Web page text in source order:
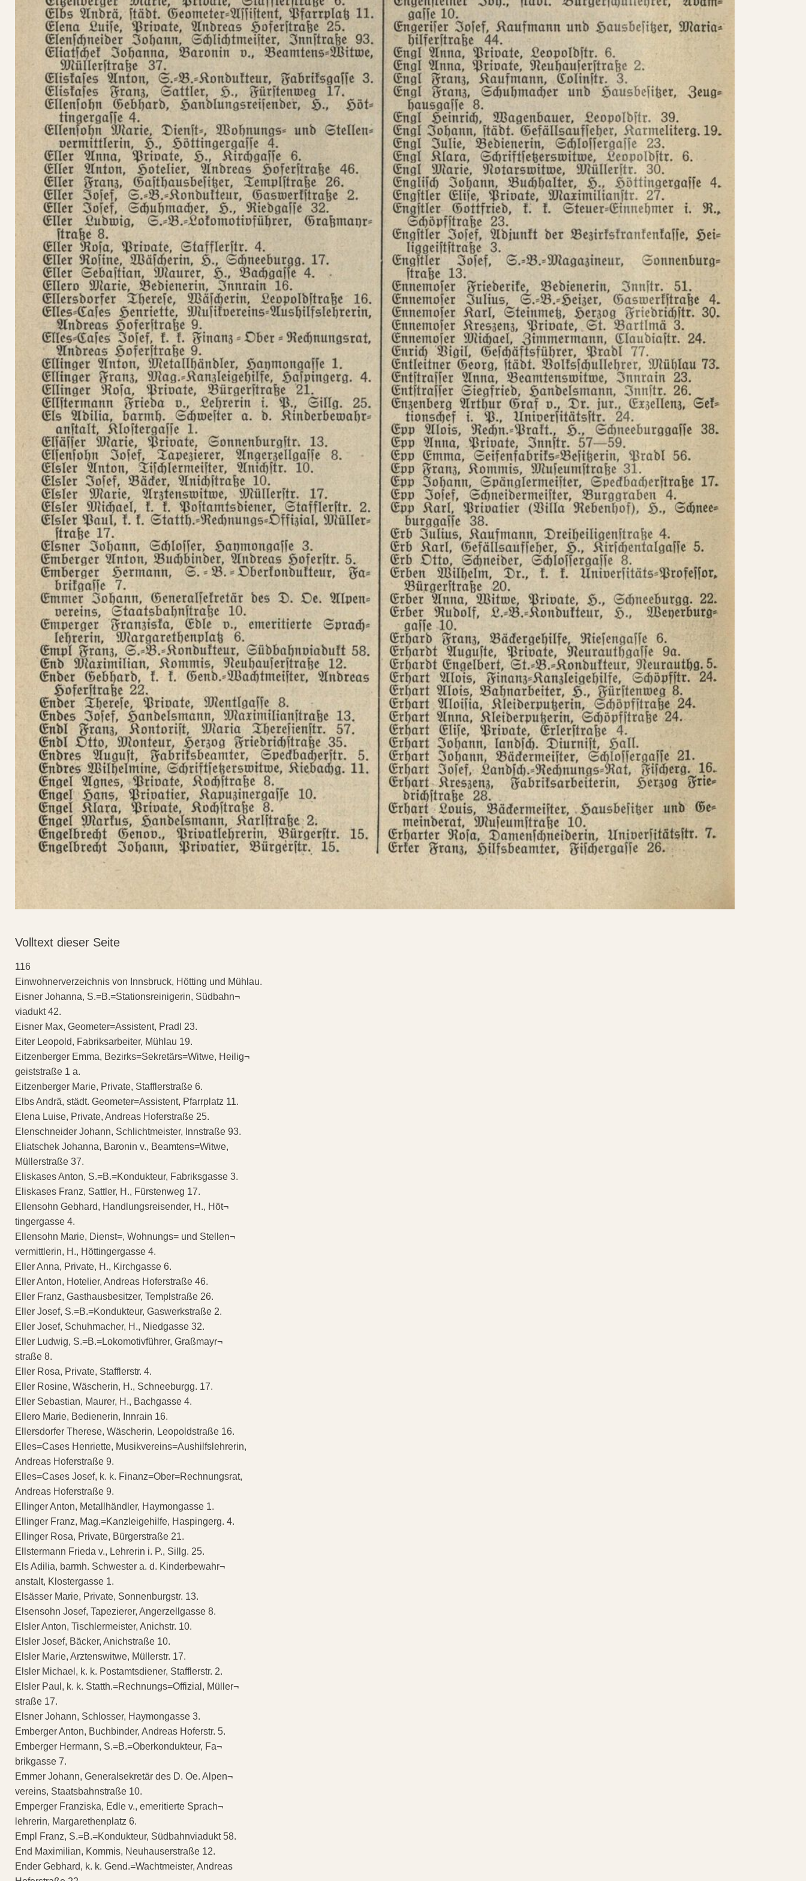
Volltext dieser Seite
116
Einwohnerverzeichnis von Innsbruck, Hötting und Mühlau.
Eisner Johanna, S.=B.=Stationsreinigerin, Südbahn¬
viadukt 42.
Eisner Max, Geometer=Assistent, Pradl 23.
Eiter Leopold, Fabriksarbeiter, Mühlau 19.
Eitzenberger Emma, Bezirks=Sekretärs=Witwe, Heilig¬
geiststraße 1 a.
Eitzenberger Marie, Private, Stafflerstraße 6.
Elbs Andrä, städt. Geometer=Assistent, Pfarrplatz 11.
Elena Luise, Private, Andreas Hoferstraße 25.
Elenschneider Johann, Schlichtmeister, Innstraße 93.
Eliatschek Johanna, Baronin v., Beamtens=Witwe,
Müllerstraße 37.
Eliskases Anton, S.=B.=Kondukteur, Fabriksgasse 3.
Eliskases Franz, Sattler, H., Fürstenweg 17.
Ellensohn Gebhard, Handlungsreisender, H., Höt¬
tingergasse 4.
Ellensohn Marie, Dienst=, Wohnungs= und Stellen¬
vermittlerin, H., Höttingergasse 4.
Eller Anna, Private, H., Kirchgasse 6.
Eller Anton, Hotelier, Andreas Hoferstraße 46.
Eller Franz, Gasthausbesitzer, Templstraße 26.
Eller Josef, S.=B.=Kondukteur, Gaswerkstraße 2.
Eller Josef, Schuhmacher, H., Niedgasse 32.
Eller Ludwig, S.=B.=Lokomotivführer, Graßmayr¬
straße 8.
Eller Rosa, Private, Stafflerstr. 4.
Eller Rosine, Wäscherin, H., Schneeburgg. 17.
Eller Sebastian, Maurer, H., Bachgasse 4.
Ellero Marie, Bedienerin, Innrain 16.
Ellersdorfer Therese, Wäscherin, Leopoldstraße 16.
Elles=Cases Henriette, Musikvereins=Aushilfslehrerin,
Andreas Hoferstraße 9.
Elles=Cases Josef, k. k. Finanz=Ober=Rechnungsrat,
Andreas Hoferstraße 9.
Ellinger Anton, Metallhändler, Haymongasse 1.
Ellinger Franz, Mag.=Kanzleigehilfe, Haspingerg. 4.
Ellinger Rosa, Private, Bürgerstraße 21.
Ellstermann Frieda v., Lehrerin i. P., Sillg. 25.
Els Adilia, barmh. Schwester a. d. Kinderbewahr¬
anstalt, Klostergasse 1.
Elsässer Marie, Private, Sonnenburgstr. 13.
Elsensohn Josef, Tapezierer, Angerzellgasse 8.
Elsler Anton, Tischlermeister, Anichstr. 10.
Elsler Josef, Bäcker, Anichstraße 10.
Elsler Marie, Arztenswitwe, Müllerstr. 17.
Elsler Michael, k. k. Postamtsdiener, Stafflerstr. 2.
Elsler Paul, k. k. Statth.=Rechnungs=Offizial, Müller¬
straße 17.
Elsner Johann, Schlosser, Haymongasse 3.
Emberger Anton, Buchbinder, Andreas Hoferstr. 5.
Emberger Hermann, S.=B.=Oberkondukteur, Fa¬
brikgasse 7.
Emmer Johann, Generalsekretär des D. Oe. Alpen¬
vereins, Staatsbahnstraße 10.
Emperger Franziska, Edle v., emeritierte Sprach¬
lehrerin, Margarethenplatz 6.
Empl Franz, S.=B.=Kondukteur, Südbahnviadukt 58.
End Maximilian, Kommis, Neuhauserstraße 12.
Ender Gebhard, k. k. Gend.=Wachtmeister, Andreas